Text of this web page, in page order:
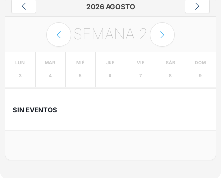
2026 AGOSTO
SEMANA 2
LUN
3
MAR
4
MIÉ
5
JUE
6
VIE
7
SÁB
8
DOM
9
SIN EVENTOS